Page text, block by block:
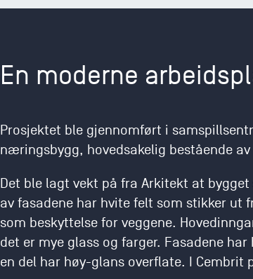
En moderne
Prosjektet ble gjennomført i
næringsbygg, hovedsakelig bestående av
Det ble lagt vekt på fra Arkitekt at
av fasadene har hvite felt som stikker ut
som beskyttelse for veggene.
det er mye glass og farger. Fasadene
en del har høy-glans overflate. I Cembrit